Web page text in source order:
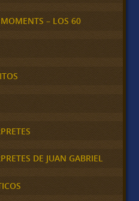
– LOS 60
DE JUAN GABRIEL